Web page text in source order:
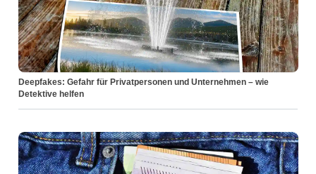
Deepfakes: Gefahr für Privatpersonen und Unternehmen – wie
Detektive helfen